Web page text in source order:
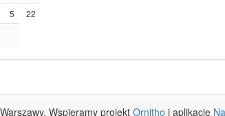
5 22
Wspieramy projekt Ornitho i aplikację